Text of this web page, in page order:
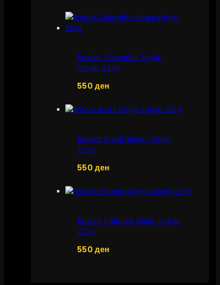
Bristot Colombia Single
Origin 225g
550ден
Bristot Brazil Single Origin
225g
550ден
Bristot Ethiopia Single Origin
225g
550ден